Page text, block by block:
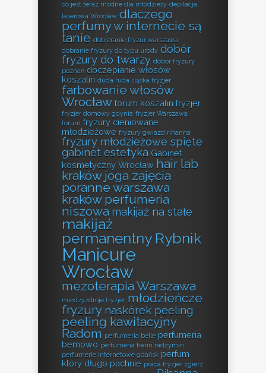
co jest teraz modne dla młodzieży depilacja
laserowa Wrocław dlaczego
perfumy w internecie są
tanie dobieranie fryzur warszawa
dobranie fryzury do typu urody dobór
fryzury do twarzy dobór fryzury
poznań doczepianie włosów
koszalin duda ruda śląska fryzjer
farbowanie włosów
Wrocław forum koszalin fryzjer
fryzjer domowy gdynia fryzjer Warszawa
forum fryzury cieniowane
młodzieżowe fryzury gwiazd rihanna
fryzury młodzieżowe spięte
gabinet estetyka Gabinet
kosmetyczny Wrocław hair lab
kraków joga zajęcia
poranne warszawa
kraków perfumeria
niszowa makijaż na stałe
makijaż
permanentny Rybnik
Manicure
Wrocław
mezoterapia Warszawa
międzyzdroje fryzjer młodzieńcze
fryzury naskórek peeling
peeling kawitacyjny
Radom perfumeria belle perfumeria
bemowo perfumeria henri radzymin
perfumerie internetowe gdańsk perfum
który długo pachnie praca fryzjer zgierz